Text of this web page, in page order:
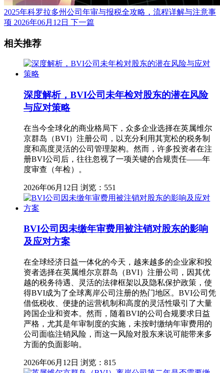
2025年科罗拉多州公司年审与报税全攻略，流程详解与注意事
项 2026年06月12日 下一篇
相关推荐
深度解析，BVI公司未年检对股东的潜在风险
与应对策略
在当今全球化的商业格局下，众多企业选择在英属维尔
京群岛（BVI）注册公司，以充分利用其宽松的税务制
度和高度灵活的公司管理架构。然而，许多投资者在注
册BVI公司后，往往忽视了一项关键的合规责任——年
度审查（年检）。
2026年06月12日 浏览：551
BVI公司因未缴年审费用被注销对股东的影响
及应对方案
在全球经济日益一体化的今天，越来越多的企业家和投
资者选择在英属维尔京群岛（BVI）注册公司，因其优
越的税务待遇、灵活的法律框架以及隐私保护政策，使
得BVI成为了全球离岸公司注册的热门地区。BVI公司凭
借低税收、便捷的运营机制和高度的灵活性吸引了大量
跨国企业和资本。然而，随着BVI的公司合规要求日益
严格，尤其是年审制度的实施，未按时缴纳年审费用的
公司面临注销风险，而这一风险对股东来说可能带来多
方面的负面影响。
2026年06月12日 浏览：815